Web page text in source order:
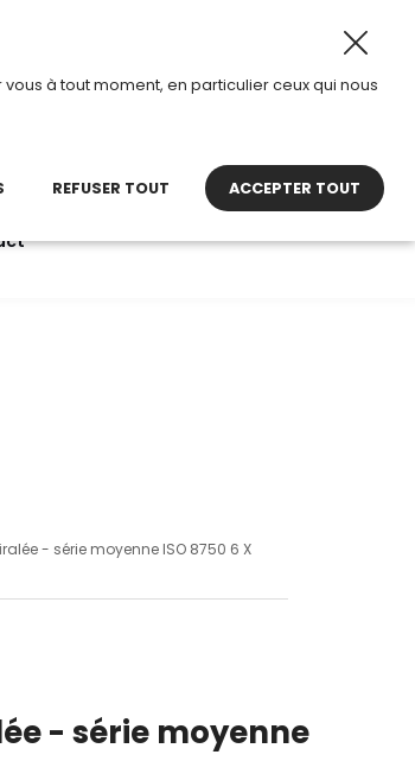
en mode été. Horaires d’ouverture :
- série moyenne ISO 8750 6 X
- série moyenne
à tout moment, en particulier ceux qui nous
REFUSER TOUT ACCEPTER TOUT